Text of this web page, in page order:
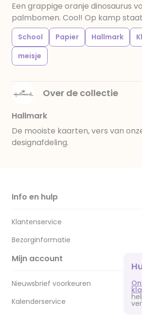
Een grappige oranje dinosaurus
palmbomen. Cool! Op kamp
School Papier Hallmark
meisje
Over de collectie
Hallmark
De mooiste kaarten, vers van
designafdeling.
Info en hulp
Klantenservice
Bezorginformatie
Mijn account
Nieuwsbrief voorkeuren
Kalenderservice